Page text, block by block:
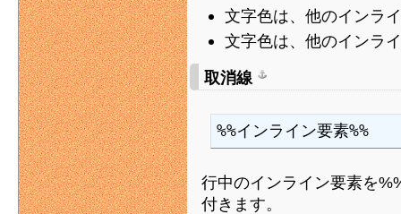
文字色は、他のインラ
文字色は、他のインラ
取消線
%%インライン要素%%
行中のインライン要素を
付きます。